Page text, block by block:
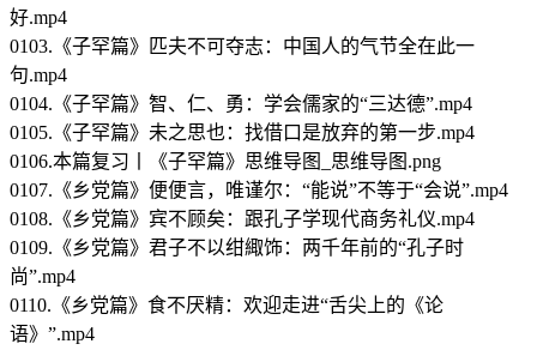
好.mp4
0103.《子罕篇》匹夫不可夺志：中国人的气节全在此一
句.mp4
0104.《子罕篇》智、仁、勇：学会儒家的“三达德”.mp4
0105.《子罕篇》未之思也：找借口是放弃的第一步.mp4
0106.本篇复习丨《子罕篇》思维导图_思维导图.png
0107.《乡党篇》便便言，唯谨尔：“能说”不等于“会说”.mp4
0108.《乡党篇》宾不顾矣：跟孔子学现代商务礼仪.mp4
0109.《乡党篇》君子不以绀緅饰：两千年前的“孔子时
尚”.mp4
0110.《乡党篇》食不厌精：欢迎走进“舌尖上的《论
语》”.mp4